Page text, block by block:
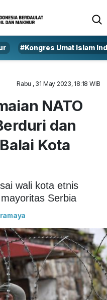
#Kongres Umat Islam
Rabu , 31 May 2023, 18:18 WIB
NATO
dan
Kota
wali kota etnis
Serbia